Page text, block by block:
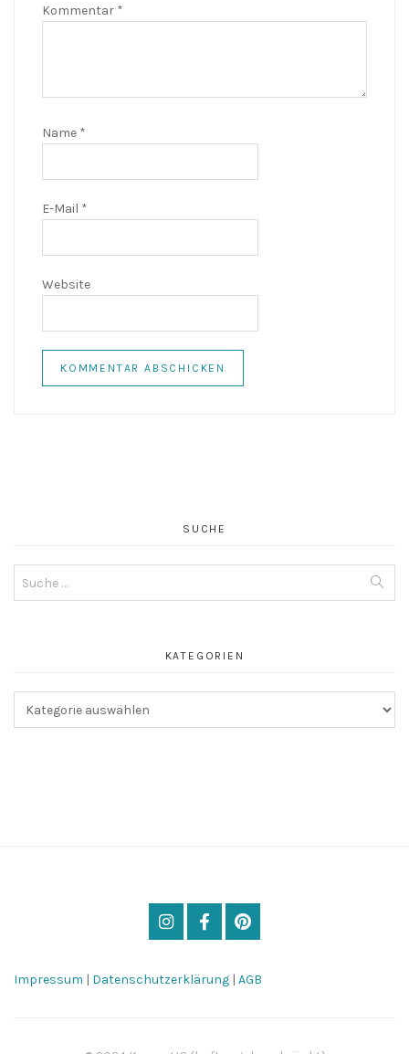
Kommentar *
Name *
E-Mail *
Website
SUCHE
Suche
KATEGORIEN
Kategorien
Impressum | Datenschutzerklärung | AGB